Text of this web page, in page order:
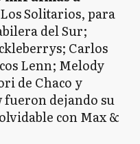
Solitarios, para
del Sur;
Carlos
Lenn; Melody
de Chaco y
fueron dejando su
con Max &